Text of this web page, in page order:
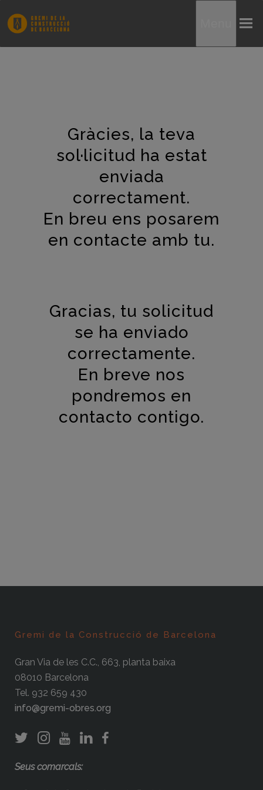
Gràcies, la teva
sol·licitud ha estat
enviada
correctament.
En breu ens posarem
en contacte amb tu.
Gracias, tu solicitud
se ha enviado
correctamente.
En breve nos
pondremos en
contacto contigo.
Gremi de la Construcció de Barcelona
Gran Via de les C.C., 663, planta baixa
08010 Barcelona
Tel. 932 659 430
info@gremi-obres.org
Seus comarcals: